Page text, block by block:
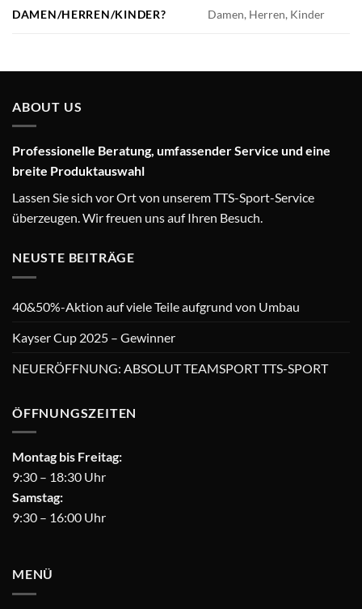
DAMEN/HERREN/KINDER? Damen, Herren, Kinder
ABOUT US
Professionelle Beratung, umfassender Service und eine
breite Produktauswahl
Lassen Sie sich vor Ort von unserem TTS-Sport-Service
überzeugen. Wir freuen uns auf Ihren Besuch.
NEUSTE BEITRÄGE
40&50%-Aktion auf viele Teile aufgrund von Umbau
Kayser Cup 2025 – Gewinner
NEUERÖFFNUNG: ABSOLUT TEAMSPORT TTS-SPORT
ÖFFNUNGSZEITEN
Montag bis Freitag:
9:30 – 18:30 Uhr
Samstag:
9:30 – 16:00 Uhr
MENÜ